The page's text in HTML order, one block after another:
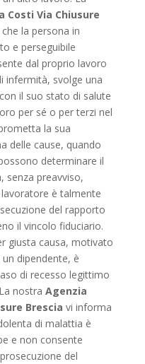
Via Chiusure
la persona in
e perseguibile
dal proprio lavoro
infermità, svolge una
il suo stato di salute
per sé o per terzi nel
la sua
delle cause, quando
determinare il
senza preavviso,
è talmente
del rapporto
il vincolo fiduciario.
giusta causa, motivato
dipendente, è
di recesso legittimo
nostra Agenzia
Brescia vi informa
di malattia è
e non consente
del